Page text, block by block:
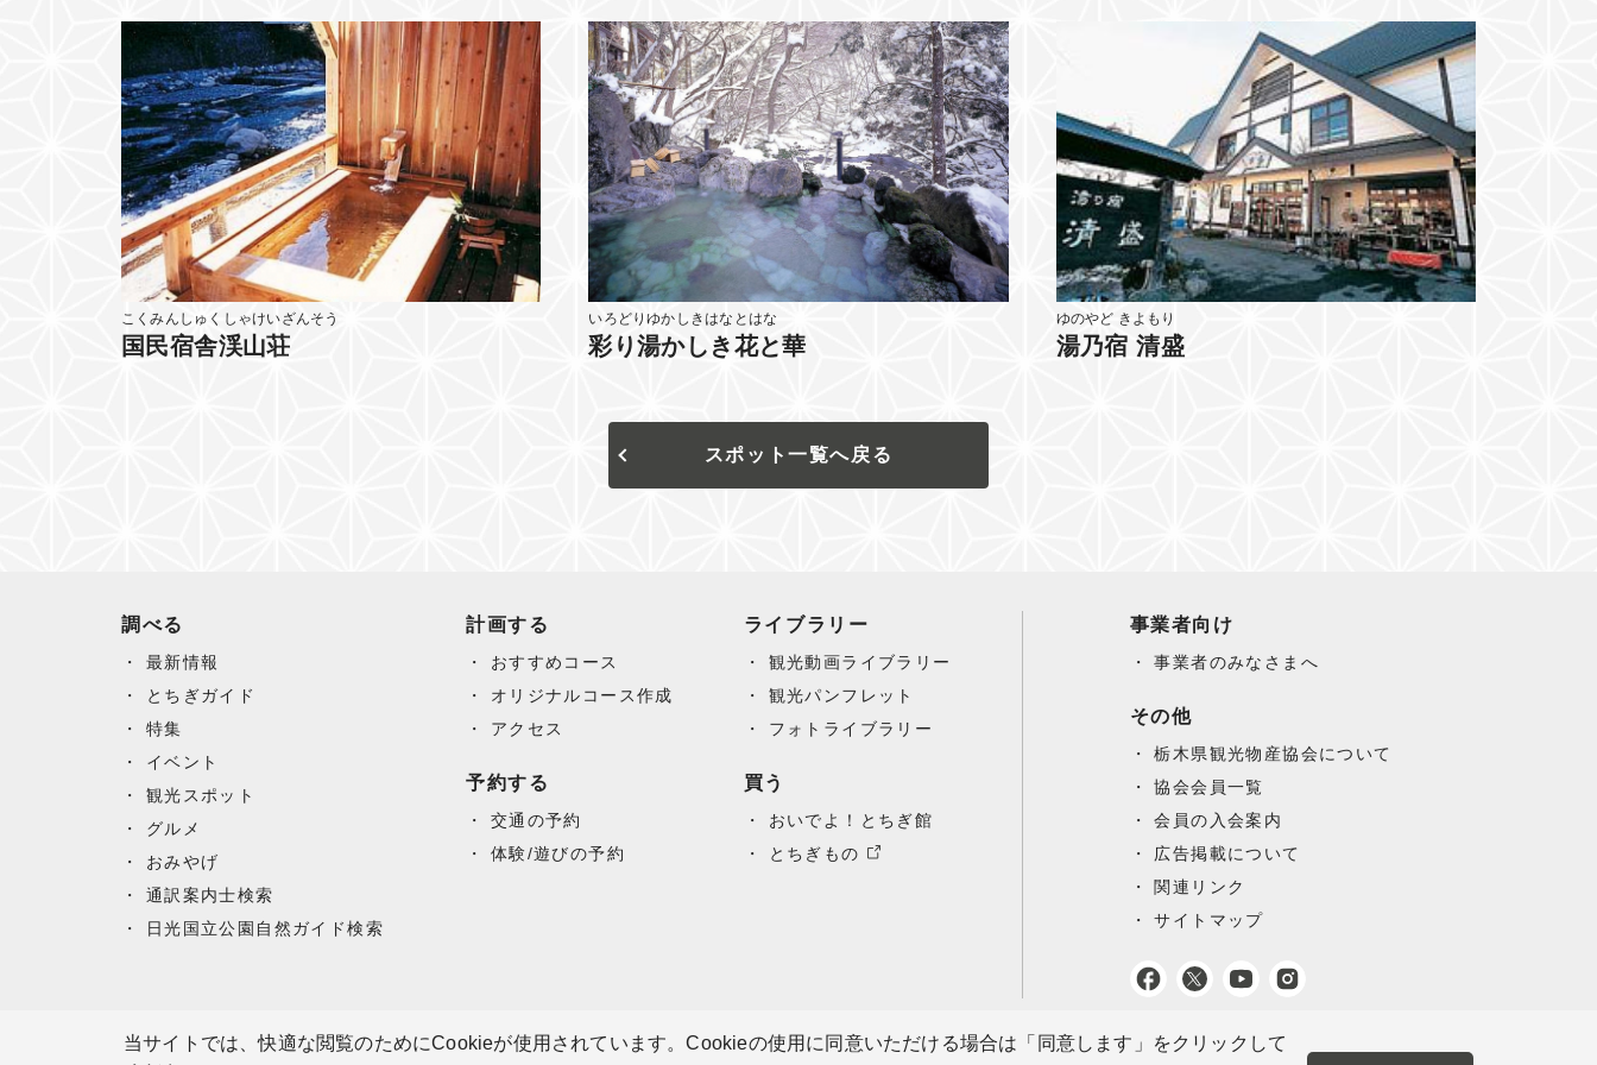
当サイトでは、快適な閲覧のためにCookieが使用されています。Cookieの使用に同意いただける場合は「同意します」をクリックして
こくみんしゅくしゃけいざんそう
国民宿舎渓山荘
いろどりゆかしきはなとはな
彩り湯かしき花と華
ゆのやど きよもり
湯乃宿 清盛
スポット一覧へ戻る
調べる
最新情報
とちぎガイド
特集
イベント
観光スポット
グルメ
おみやげ
通訳案内士検索
日光国立公園自然ガイド検索
計画する
おすすめコース
オリジナルコース作成
アクセス
予約する
交通の予約
体験/遊びの予約
ライブラリー
観光動画ライブラリー
観光パンフレット
フォトライブラリー
買う
おいでよ！とちぎ館
とちぎもの
事業者向け
事業者のみなさまへ
その他
栃木県観光物産協会について
協会会員一覧
会員の入会案内
広告掲載について
関連リンク
サイトマップ